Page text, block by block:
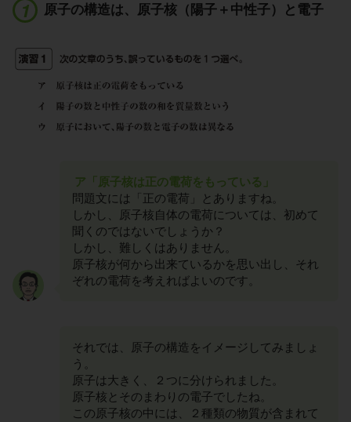
原子の構造は、原子核（陽子＋中性子）と電子
ア「原子核は正の電荷をもっている」
問題文には「正の電荷」とありますね。
しかし、原子核自体の電荷については、初めて
聞くのではないでしょうか？
しかし、難しくはありません。
原子核が何から出来ているかを思い出し、それ
ぞれの電荷を考えればよいのです。
それでは、原子の構造をイメージしてみましょ
う。
原子は大きく、２つに分けられました。
原子核とそのまわりの電子でしたね。
この原子核の中には、２種類の物質が含まれて